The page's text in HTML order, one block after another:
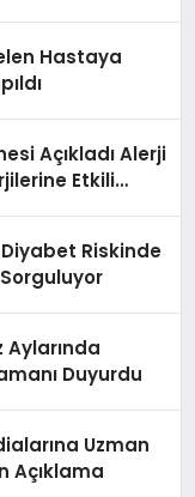
Hastaya
Açıkladı Alerji
Etkili
Riskinde
Sorguluyor
Aylarında
Duyurdu
Uzman
Açıklama